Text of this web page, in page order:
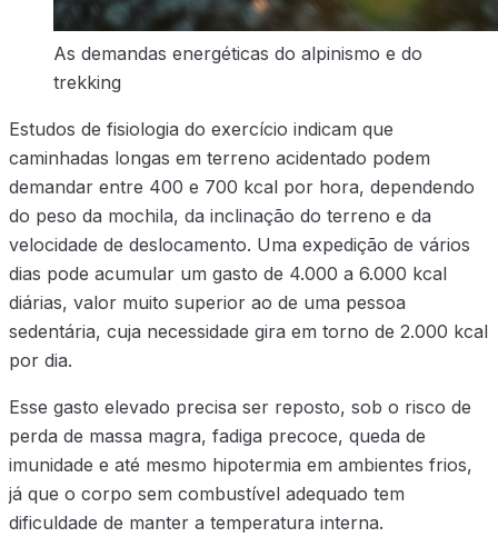
As demandas energéticas do alpinismo e do
trekking
Estudos de fisiologia do exercício indicam que
caminhadas longas em terreno acidentado podem
demandar entre 400 e 700 kcal por hora, dependendo
do peso da mochila, da inclinação do terreno e da
velocidade de deslocamento. Uma expedição de vários
dias pode acumular um gasto de 4.000 a 6.000 kcal
diárias, valor muito superior ao de uma pessoa
sedentária, cuja necessidade gira em torno de 2.000 kcal
por dia.
Esse gasto elevado precisa ser reposto, sob o risco de
perda de massa magra, fadiga precoce, queda de
imunidade e até mesmo hipotermia em ambientes frios,
já que o corpo sem combustível adequado tem
dificuldade de manter a temperatura interna.